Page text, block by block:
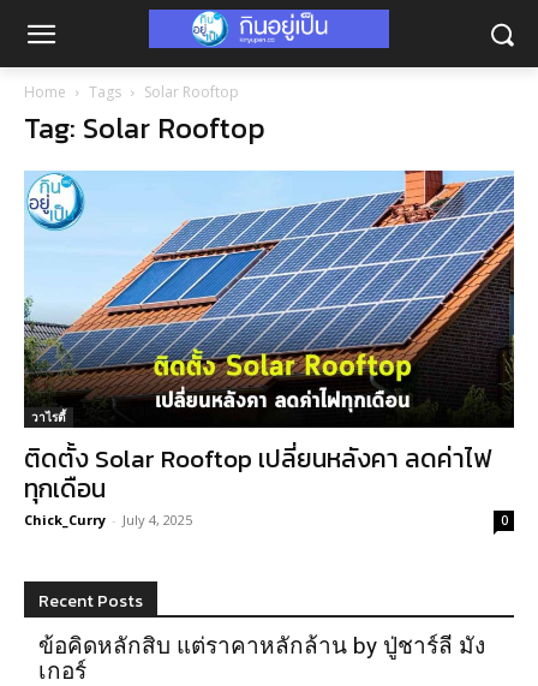
Home Tags Solar Rooftop
Tag: Solar Rooftop
วาไรตี้
ติดตั้ง Solar Rooftop เปลี่ยนหลังคา ลดค่าไฟ
ทุกเดือน
Chick_Curry - July 4, 2025 0
Recent Posts
ข้อคิดหลักสิบ แต่ราคาหลักล้าน by ปู่ชาร์ลี มัง
เกอร์